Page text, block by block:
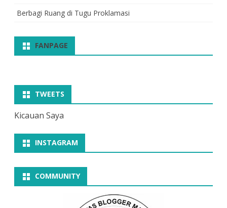
Berbagi Ruang di Tugu Proklamasi
FANPAGE
TWEETS
Kicauan Saya
INSTAGRAM
COMMUNITY